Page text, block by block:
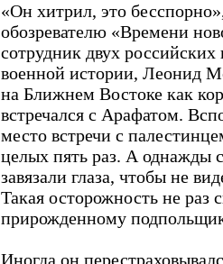
«Он хитрил, это
обозревателю «Времени
сотрудник двух российских
военной истории, Леонид
на Ближнем Востоке как
встречался с Арафатом.
место встречи с
целых пять раз. А однажды
завязали глаза, чтобы не
Такая осторожность не раз
прирожденному
Иногда он